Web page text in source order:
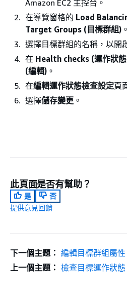
Amazon EC2 主控台。
在導覽窗格的 Load
Target Groups (目標群組) 。
選擇目標群組的名稱，以開
在 Health checks (運作狀
(編輯) 。
在編輯運作狀態檢查設定頁
選擇儲存變更 。
此頁面是否有幫助？
是
否
提供意見回饋
下一個主題： 編輯目標群組屬性
上一個主題： 檢查目標運作狀態